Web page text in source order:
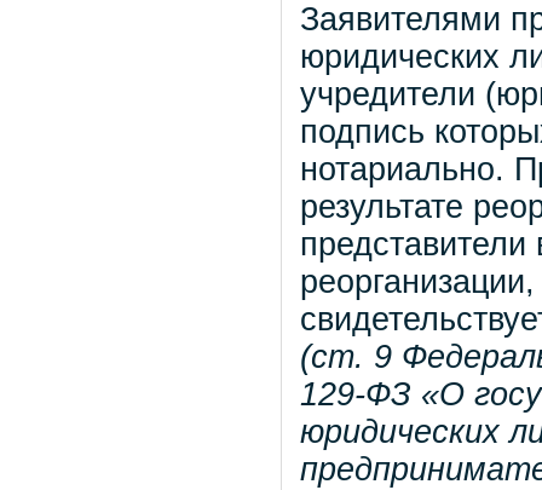
Заявителями
юридических
учредители
подпись
нотариально.
результате
(ст. 9
129-ФЗ «О
юридических